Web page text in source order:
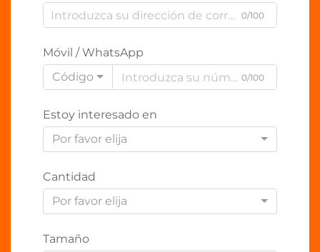
0/100
Móvil / WhatsApp
Código
0/100
Estoy interesado en
Por favor elija
Cantidad
Por favor elija
Tamaño